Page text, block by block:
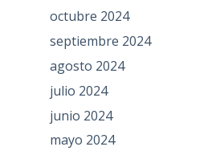
octubre 2024
septiembre 2024
agosto 2024
julio 2024
junio 2024
mayo 2024